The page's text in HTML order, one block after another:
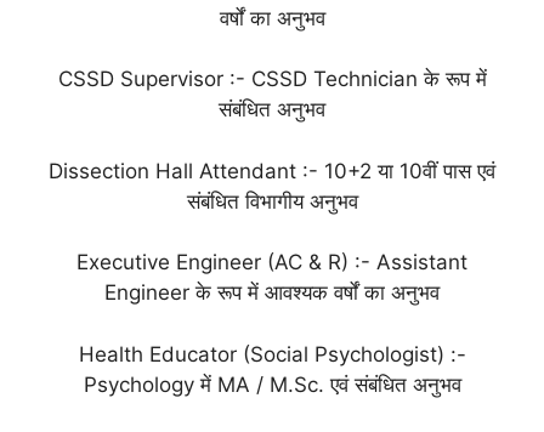
वर्षों का अनुभव
CSSD Supervisor :- CSSD Technician के रूप में
संबंधित अनुभव
Dissection Hall Attendant :- 10+2 या 10वीं पास एवं
संबंधित विभागीय अनुभव
Executive Engineer (AC & R) :- Assistant
Engineer के रूप में आवश्यक वर्षों का अनुभव
Health Educator (Social Psychologist) :-
Psychology में MA / M.Sc. एवं संबंधित अनुभव